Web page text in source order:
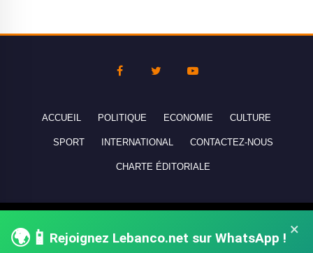
×
🌍📱 Rejoignez Lebanco.net sur WhatsApp !
ACCUEIL POLITIQUE ECONOMIE CULTURE
SPORT INTERNATIONAL CONTACTEZ-NOUS
CHARTE ÉDITORIALE
réservés - All rights reserved.